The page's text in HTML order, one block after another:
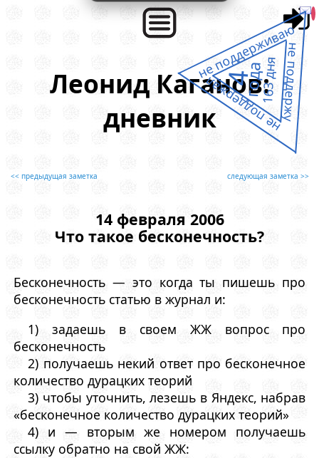
Леонид Каганов:
дневник
<< предыдущая заметка следующая заметка >>
14 февраля 2006
Что такое бесконечность?
Бесконечность — это когда ты пишешь про
бесконечность статью в журнал и:
1) задаешь в своем ЖЖ вопрос про
бесконечность
2) получаешь некий ответ про бесконечное
количество дурацких теорий
3) чтобы уточнить, лезешь в Яндекс, набрав
«бесконечное количество дурацких теорий»
4) и — вторым же номером получаешь
ссылку обратно на свой ЖЖ:
не поддержал
не поддерживаю
не поддержу
4
года163 дня